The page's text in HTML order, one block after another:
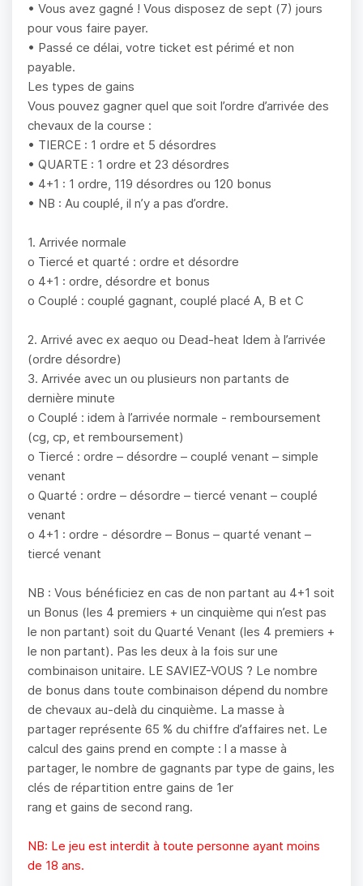
• Vous avez gagné ! Vous disposez de sept (7) jours
pour vous faire payer.
• Passé ce délai, votre ticket est périmé et non
payable.
Les types de gains
Vous pouvez gagner quel que soit l’ordre d’arrivée des
chevaux de la course :
• TIERCE : 1 ordre et 5 désordres
• QUARTE : 1 ordre et 23 désordres
• 4+1 : 1 ordre, 119 désordres ou 120 bonus
• NB : Au couplé, il n’y a pas d’ordre.
1. Arrivée normale
o Tiercé et quarté : ordre et désordre
o 4+1 : ordre, désordre et bonus
o Couplé : couplé gagnant, couplé placé A, B et C
2. Arrivé avec ex aequo ou Dead-heat Idem à l’arrivée
(ordre désordre)
3. Arrivée avec un ou plusieurs non partants de
dernière minute
o Couplé : idem à l’arrivée normale - remboursement
(cg, cp, et remboursement)
o Tiercé : ordre – désordre – couplé venant – simple
venant
o Quarté : ordre – désordre – tiercé venant – couplé
venant
o 4+1 : ordre - désordre – Bonus – quarté venant –
tiercé venant
NB : Vous bénéficiez en cas de non partant au 4+1 soit
un Bonus (les 4 premiers + un cinquième qui n’est pas
le non partant) soit du Quarté Venant (les 4 premiers +
le non partant). Pas les deux à la fois sur une
combinaison unitaire. LE SAVIEZ-VOUS ? Le nombre
de bonus dans toute combinaison dépend du nombre
de chevaux au-delà du cinquième. La masse à
partager représente 65 % du chiffre d’affaires net. Le
calcul des gains prend en compte : l a masse à
partager, le nombre de gagnants par type de gains, les
clés de répartition entre gains de 1er
rang et gains de second rang.
NB: Le jeu est interdit à toute personne ayant moins
de 18 ans.